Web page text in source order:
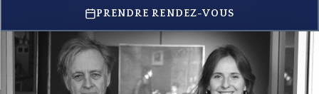
PRENDRE RENDEZ-VOUS